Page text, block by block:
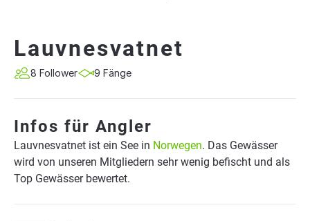
Lauvnesvatnet
8 Follower 9 Fänge
Infos für Angler
Lauvnesvatnet ist ein See in Norwegen. Das Gewässer
wird von unseren Mitgliedern sehr wenig befischt und als
Top Gewässer bewertet.